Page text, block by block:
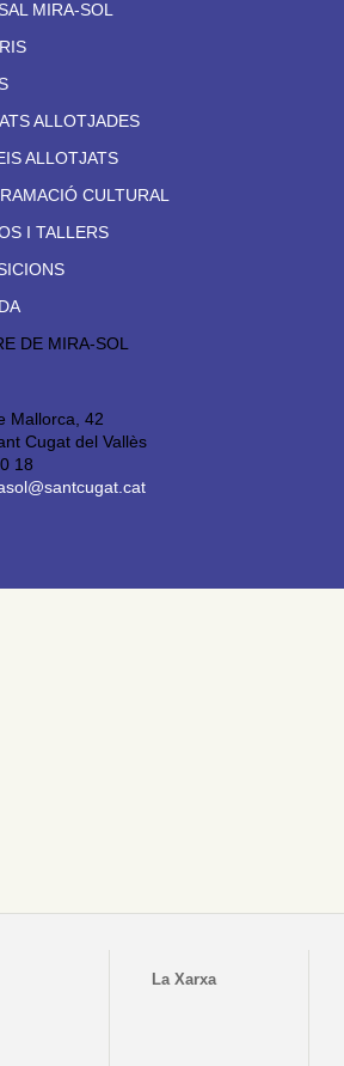
MIRA-SOL
ALLOTJADES
ALLOTJATS
CULTURAL
I TALLERS
DE MIRA-SOL
Mallorca, 42
Cugat del Vallès
18
La Xarxa